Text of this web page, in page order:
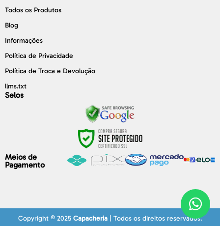
Todos os Produtos
Blog
Informações
Política de Privacidade
Política de Troca e Devolução
llms.txt
Selos
Meios de
Pagamento
Copyright © 2025 Capacheria | Todos os direitos reservados.